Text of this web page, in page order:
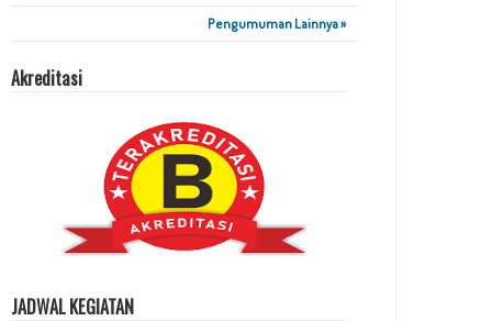
Pengumuman Lainnya »
Akreditasi
JADWAL KEGIATAN